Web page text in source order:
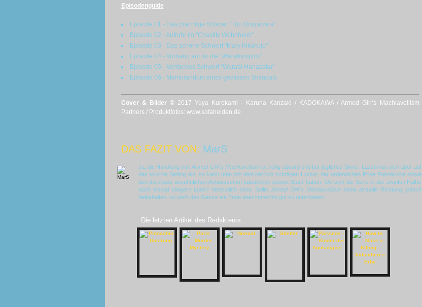
Episodenguide
Episode 01 - Das prächtige Schwert "Rin Onigawara"
Episode 02 - Aufruhr im "Chastity Wohnheim"
Episode 03 - Das schöne Schwert "Mary Kikakujo"
Episode 04 - Vorhang auf für die "Warabympics"
Episode 05 - Verrücktes Schwert "Warabi Hanasaka"
Episode 06 - Memorandum eines gewissen Skandals
Cover & Bilder © 2017 Yuya Kurokami - Karuna Kanzaki / KADOKAWA / Armed Girl‘s Machiavellism
Partners / Produktfotos: www.sofahelden.de
DAS FAZIT VON: MarS
Ja, die Handlung vonArmed Girl´s Machiavellism ist völlig absurd und bar jegliches Sinns. Lässt man sich aber auf
das skurrile Setting ein, so kann man mit dem herrlich schrägen Humor, der ordentlichen Prise Fanservice sowie
den durchaus ansehnlichen Actionszenen tatsächlich seinen Spaß haben. Ob sich die Serie in der zweiten Hälfte
noch einmal steigern kann? Vermutlich nicht. Sollte Armed Girl´s Machiavellismseine aktuelle Richtung jedoch
beibehalten, so weiß das Ganze am Ende aber immerhin gut zu unterhalten...
Die letzten Artikel des Redakteurs: